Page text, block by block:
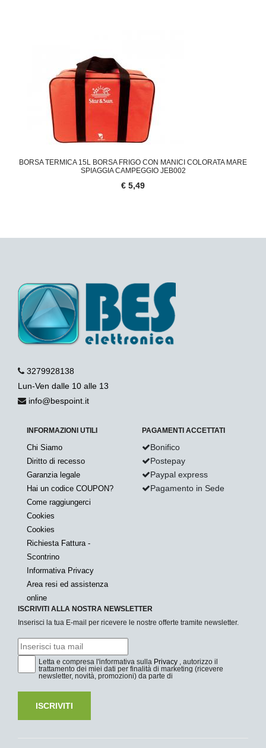
BORSA TERMICA 15L BORSA FRIGO CON MANICI COLORATA MARE
SPIAGGIA CAMPEGGIO JEB002
€ 5,49
3279928138
Lun-Ven dalle 10 alle 13
info@bespoint.it
INFORMAZIONI UTILI
Chi Siamo
Diritto di recesso
Garanzia legale
Hai un codice COUPON?
Come raggiungerci
Cookies
Cookies
Richiesta Fattura -
Scontrino
Informativa Privacy
Area resi ed assistenza
online
PAGAMENTI ACCETTATI
Bonifico
Postepay
Paypal express
Pagamento in Sede
ISCRIVITI ALLA NOSTRA NEWSLETTER
Inserisci la tua E-mail per ricevere le nostre offerte tramite newsletter.
Letta e compresa l'informativa sulla Privacy , autorizzo il
trattamento dei miei dati per finalità di marketing (ricevere
newsletter, novità, promozioni) da parte di
ISCRIVITI